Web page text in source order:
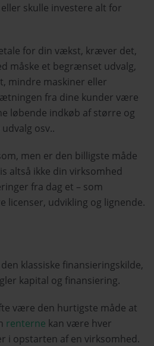
skulle investere alt for
for din vækst, kræver det,
måske et begrænset udvalg,
mindre maskiner eller
fra dine kunder være
løbende indkøb af større og
osv..
men er den billigste måde
altså ikke din virksomhed
fra dag et – som
licenser, udvikling og lignende.
klassiske finansieringskilde,
kapital og finansiering.
være den hurtigste måde at
renterne kan være hver
i opstarten af en virksomhed.